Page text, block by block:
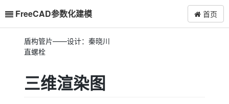
FreeCAD参数化建模 首页
盾构管片——设计：秦晓川
直螺栓
三维渲染图